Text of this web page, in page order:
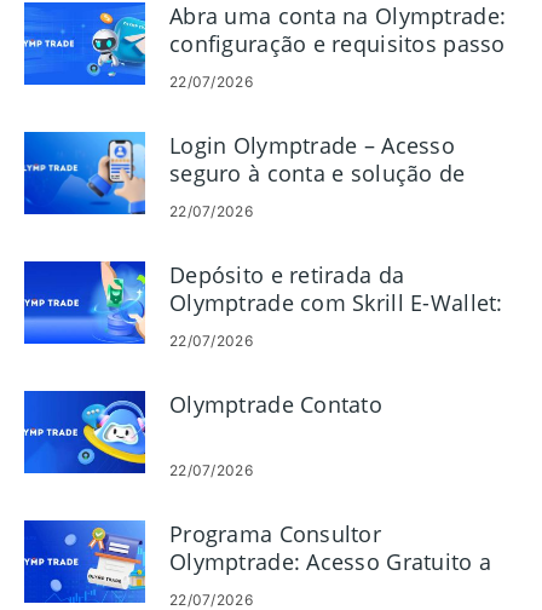
Abra uma conta na Olymptrade:
configuração e requisitos passo
a passo
22/07/2026
Login Olymptrade – Acesso
seguro à conta e solução de
problemas
22/07/2026
Depósito e retirada da
Olymptrade com Skrill E-Wallet:
etapas e limites
22/07/2026
Olymptrade Contato
22/07/2026
Programa Consultor
Olymptrade: Acesso Gratuito a
Sinais de Comércio
22/07/2026